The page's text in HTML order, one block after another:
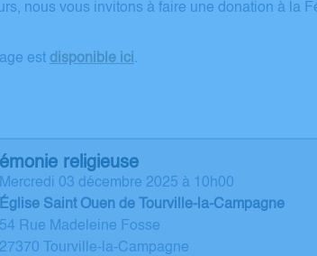
nous vous invitons à faire une donation à la
est disponible ici .
religieuse
mercredi 03 décembre 2025 à 10h00
Église Saint Ouen de Tourville-la-Campagne
54 Rue Madeleine Fosse
27370 Tourville-la-Campagne